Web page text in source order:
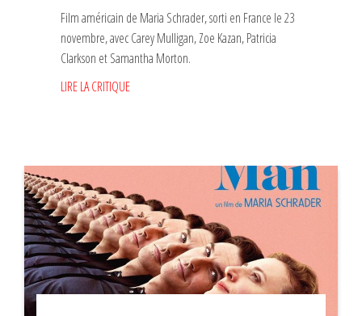
Film américain de Maria Schrader, sorti en France le 23
novembre, avec Carey Mulligan, Zoe Kazan, Patricia
Clarkson et Samantha Morton.
LIRE LA CRITIQUE